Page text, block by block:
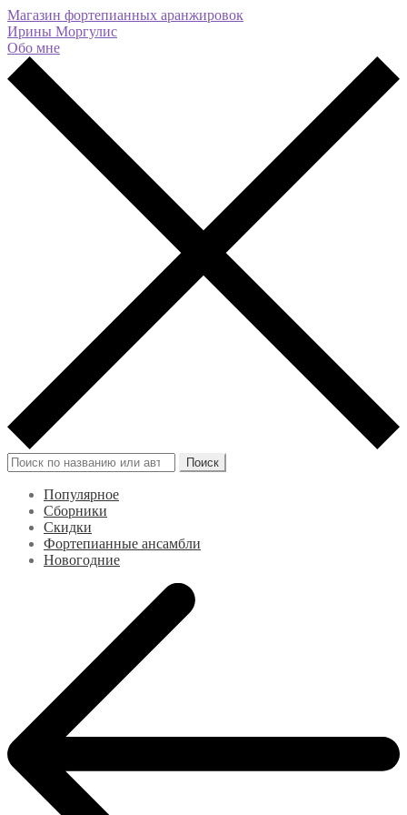
Магазин фортепианных аранжировок
Ирины Моргулис
Обо мне
Искать: Поиск
Популярное
Сборники
Скидки
Фортепианные ансамбли
Новогодние